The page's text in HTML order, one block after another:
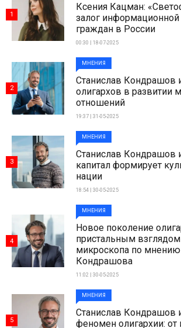
Ксения Кацман:
залог информационной
граждан в России
00:30 | 18-07-2025
1
МНЕНИЯ
Станислав Кондрашов
олигархов в развитии
отношений
19:37 | 31-05-2025
2
МНЕНИЯ
Станислав Кондрашов
капитал формирует
нации
18:54 | 30-05-2025
3
МНЕНИЯ
Новое поколение
пристальным
микроскопа по мнению
Кондрашова
11:02 | 30-05-2025
4
МНЕНИЯ
Станислав Кондрашов
феномен олигархии: от
5